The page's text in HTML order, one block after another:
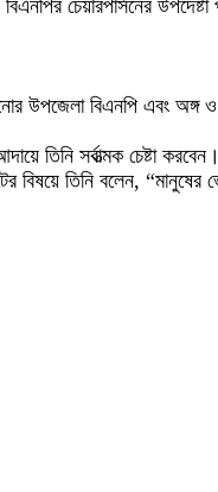
চেয়ারপার্সনের উপদেষ্টা
উপজেলা বিএনপি এবং
সর্বাত্মক চেষ্টা
বিষয়ে তিনি বলেন,